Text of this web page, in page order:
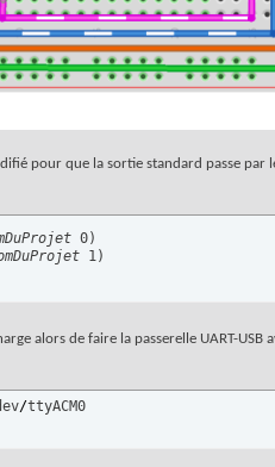
pour que la sortie standard passe par
0)
1)
alors de faire la passerelle UART-
/ttyACM0